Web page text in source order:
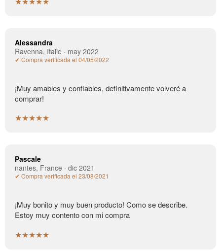
Alessandra
Ravenna, Italie · may 2022
✔ Compra verificada el 04/05/2022
¡Muy amables y confiables, definitivamente volveré a
comprar!
★★★★★
Pascale
nantes, France · dic 2021
✔ Compra verificada el 23/08/2021
¡Muy bonito y muy buen producto! Como se describe.
Estoy muy contento con mi compra
★★★★★